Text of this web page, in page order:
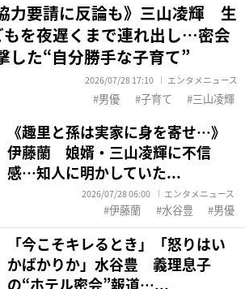
力要請に反論も》三山凌輝 生
を夜遅くまで連れ出し…密会
した“自分勝手な子育て”
2026/07/28 17:10 エンタメニュース
男優 子育て 三山凌輝
《趣里と孫は実家に身を寄せ…》
伊藤蘭 娘婿・三山凌輝に不信
感…知人に明かしていた...
2026/07/28 06:00 エンタメニュース
伊藤蘭 水谷豊 男優
「今こそキレるとき」「怒りはい
かばかりか」水谷豊 義理息子
の“ホテル密会”報道…...